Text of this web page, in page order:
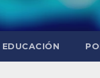
EDUCACIÓN